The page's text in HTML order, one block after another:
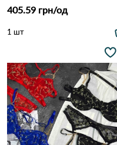
405.59 грн/од
1 шт